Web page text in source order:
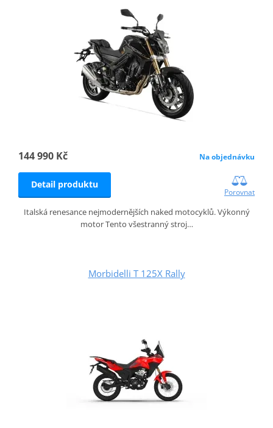
144 990 Kč Na objednávku
Detail produktu
Porovnat
Italská renesance nejmodernějších naked motocyklů. Výkonný
motor Tento všestranný stroj…
Morbidelli T 125X Rally